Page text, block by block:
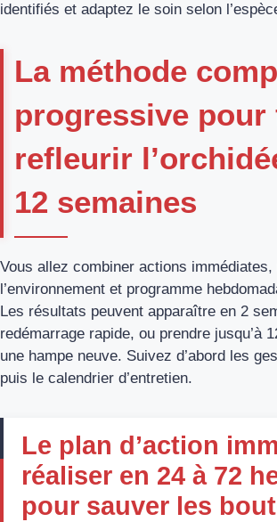
identifiés et adaptez le soin selon
La méthode
progressive pour
refleurir
12 semaines
Vous allez combiner actions immédiates,
l’environnement et programme
Les résultats peuvent apparaître en 2
redémarrage rapide, ou prendre jusqu’à
une hampe neuve. Suivez d’abord les
puis le calendrier d’entretien.
Le plan d’action
réaliser en 24 à 72
pour sauver les